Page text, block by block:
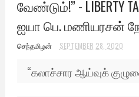
வேண்டும்!” - LIBERTY
ஐயா பெ. மணியரசன்
செந்தமிழன் SEPTEMBER 28, 2020
“கலாச்சார ஆய்வுக்